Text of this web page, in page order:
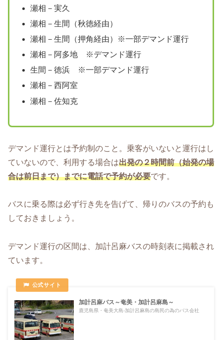
瀬相－実久
瀬相－生間（秋徳経由）
瀬相－生間（押角経由）※一部デマンド運行
瀬相－阿多地 ※デマンド運行
生間－徳浜 ※一部デマンド運行
瀬相－西阿室
瀬相－佐知克
デマンド運行とは予約制のこと。乗客がいないと運行はし
ていないので、利用する場合は出発の２時間前（始発の場
合は前日まで）までに電話で予約が必要です。
バスに乗る際は必ず行き先を告げて、帰りのバスの予約も
しておきましょう。
デマンド運行の区間は、加計呂麻バスの時刻表に掲載され
ています。
加計呂麻バス～奄美・加計呂麻島～
鹿児島県・奄美大島-加計呂麻島の島民の為のバス会社